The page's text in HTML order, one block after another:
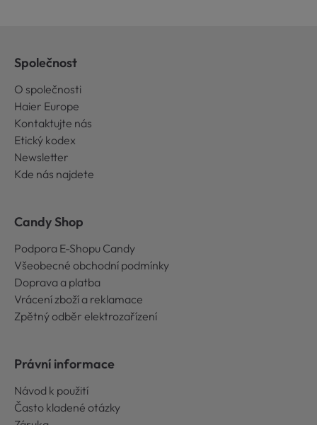
Společnost
O společnosti
Haier Europe
Kontaktujte nás
Etický kodex
Newsletter
Kde nás najdete
Candy Shop
Podpora E-Shopu Candy
Všeobecné obchodní podmínky
Doprava a platba
Vrácení zboží a reklamace
Zpětný odběr elektrozařízení
Právní informace
Návod k použití
Často kladené otázky